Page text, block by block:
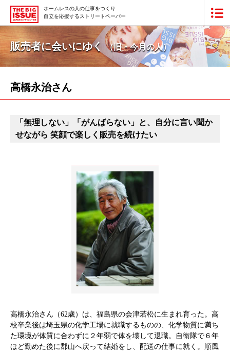
ホームレスの人の仕事をつくり
自立を応援するストリートペーパー
ビッグイシュー日本版とは
買いたい
販売したい
あなたにできること
広告掲載
販売者に会いにゆく （旧・今月の人）
高橋永治さん
「無理しない」「がんばらない」と、自分に言い聞か
せながら 笑顔で楽しく販売を続けたい
高橋永治さん（62歳）は、福島県の会津若松に生まれ育った。高
校卒業後は埼玉県の化学工場に就職するものの、化学物質に満ち
た環境が体質に合わずに２年弱で体を壊して退職。自衛隊で６年
ほど勤めた後に郡山へ戻って結婚をし、配送の仕事に就く。順風